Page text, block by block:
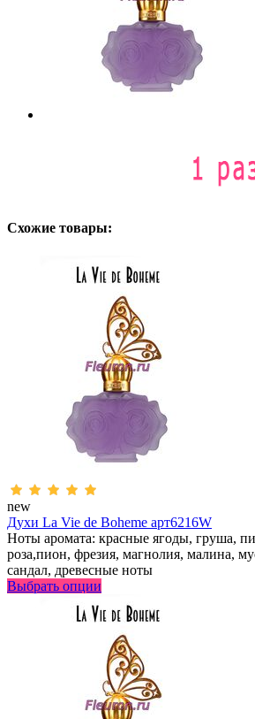
Схожие товары:
new
Духи La Vie de Boheme арт6216W
Ноты аромата: красные ягоды, груша,
роза,пион, фрезия, магнолия, малина,
сандал, древесные ноты
Выбрать опции